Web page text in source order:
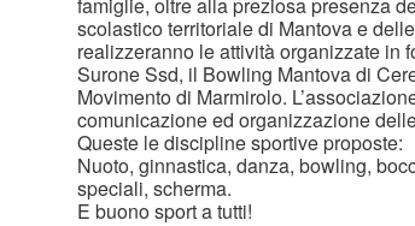
scolastico territoriale di Mantova e
realizzeranno le attività organizzate in
Surone Ssd, il Bowling Mantova di
Movimento di Marmirolo.
comunicazione ed organizzazione
Queste le discipline sportive proposte:
Nuoto, ginnastica, danza, bowling,
speciali, scherma.
E buono sport a tutti!